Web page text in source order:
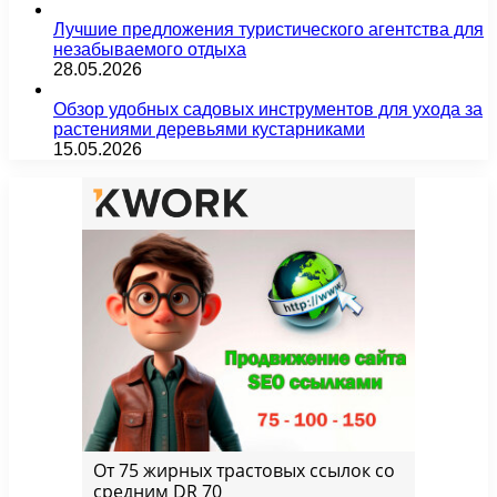
Лучшие предложения туристического агентства для
незабываемого отдыха
28.05.2026
Обзор удобных садовых инструментов для ухода за
растениями деревьями кустарниками
15.05.2026